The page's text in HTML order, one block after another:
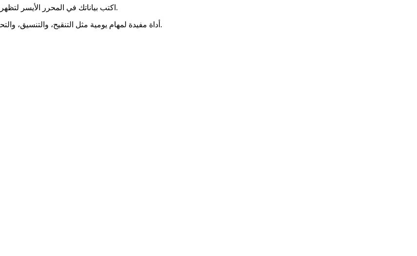
اكتب بياناتك في المحرر الأيسر لتظهر النتائج مباشرة في اليمين. يمكنك النسخ، والمسح، والتنزيل، وتكبير أي لوحة.
أداة مفيدة لمهام يومية مثل التنقيح، والتنسيق، والتحقق، والتحويل. تراعي الخصوصية ويمكن أن تعمل دون اتصال بعد أول تحميل.